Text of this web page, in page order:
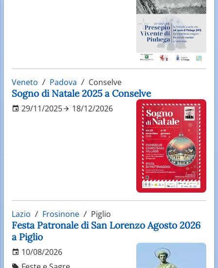
Veneto Padova Conselve
Sogno di Natale 2025 a Conselve
29/11/2025 18/12/2026
Lazio Frosinone Piglio
Festa Patronale di San Lorenzo Agosto 2026
a Piglio
10/08/2026